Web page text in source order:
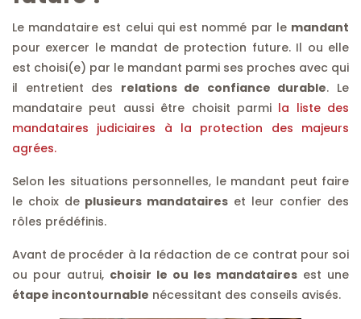
Le mandataire est celui qui est nommé par le mandant
pour exercer le mandat de protection future. Il ou elle
est choisi(e) par le mandant parmi ses proches avec qui
il entretient des relations de confiance durable. Le
mandataire peut aussi être choisit parmi la liste des
mandataires judiciaires à la protection des majeurs
agrées.
Selon les situations personnelles, le mandant peut faire
le choix de plusieurs mandataires et leur confier des
rôles prédéfinis.
Avant de procéder à la rédaction de ce contrat pour soi
ou pour autrui, choisir le ou les mandataires est une
étape incontournable nécessitant des conseils avisés.